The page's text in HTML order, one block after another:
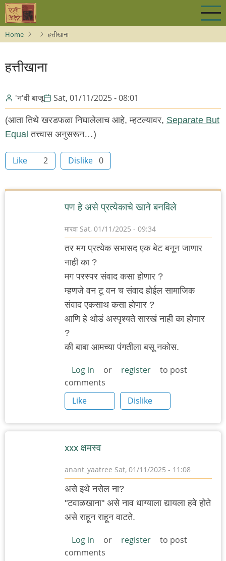
Skip
main
content
Home हत्तीखाना
हत्तीखाना
'न'वी बाजू Sat, 01/11/2025 - 08:01
(आता तिथे खरडफळा निघालेलाच आहे, म्हटल्यावर, Separate But
Equal तत्त्वास अनुसरून…)
Like 2 Dislike 0
पण हे असे प्रत्येकाचे खाने बनविले
मारवा Sat, 01/11/2025 - 09:34
तर मग प्रत्येक सभासद एक बेट बनून जाणार
नाही का ?
मग परस्पर संवाद कसा होणार ?
म्हणजे वन टू वन च संवाद होईल सामाजिक
संवाद एकसाथ कसा होणार ?
आणि हे थोडं अस्पृश्यते सारखं नाही का होणार
?
की बाबा आमच्या पंगतीला बसू नकोस.
Log in or register
to post
comments
Like
Dislike
xxx क्षमस्व
anant_yaatree Sat, 01/11/2025 - 11:08
असे इथे नसेल ना?
"टवाळखाना" असे नाव धाग्याला द्यायला हवे होते
असे राहून राहून वाटते.
Log in or register
to post
comments